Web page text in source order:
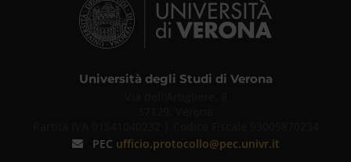
Università degli Studi di Verona
PEC ufficio.protocollo@pec.univr.it